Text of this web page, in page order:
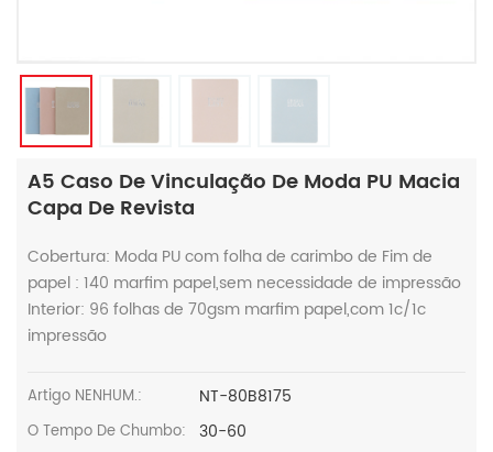
A5 Caso De Vinculação De Moda PU Macia
Capa De Revista
Cobertura: Moda PU com folha de carimbo de Fim de
papel : 140 marfim papel,sem necessidade de impressão
Interior: 96 folhas de 70gsm marfim papel,com 1c/1c
impressão
Artigo NENHUM.: NT-80B8175
O Tempo De Chumbo: 30-60